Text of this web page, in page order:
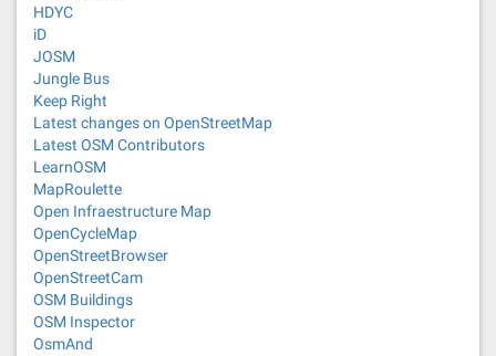
HDYC
iD
JOSM
Jungle Bus
Keep Right
Latest changes on OpenStreetMap
Latest OSM Contributors
LearnOSM
MapRoulette
Open Infraestructure Map
OpenCycleMap
OpenStreetBrowser
OpenStreetCam
OSM Buildings
OSM Inspector
OsmAnd